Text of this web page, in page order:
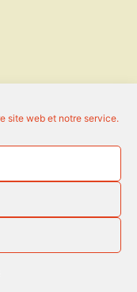
site web et notre service.